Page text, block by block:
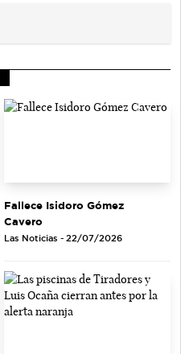
Fallece Isidoro Gómez
Cavero
Las Noticias - 22/07/2026